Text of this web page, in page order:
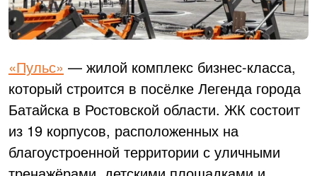
«Пульс» — жилой комплекс бизнес-класса,
который строится в посёлке Легенда города
Батайска в Ростовской области. ЖК состоит
из 19 корпусов, расположенных на
благоустроенной территории с уличными